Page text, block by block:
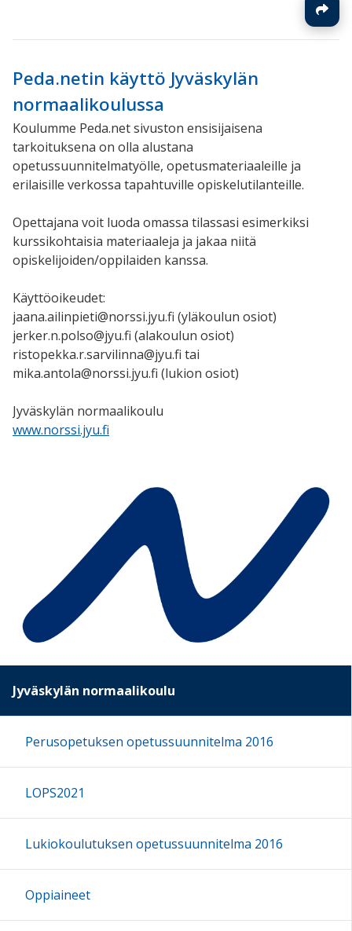
Peda.netin käyttö Jyväskylän
normaalikoulussa
Koulumme Peda.net sivuston ensisijaisena
tarkoituksena on olla alustana
opetussuunnitelmatyölle, opetusmateriaaleille ja
erilaisille verkossa tapahtuville opiskelutilanteille.
Opettajana voit luoda omassa tilassasi esimerkiksi
kurssikohtaisia materiaaleja ja jakaa niitä
opiskelijoiden/oppilaiden kanssa.
Käyttöoikeudet:
jaana.ailinpieti@norssi.jyu.fi (yläkoulun osiot)
jerker.n.polso@jyu.fi (alakoulun osiot)
ristopekka.r.sarvilinna@jyu.fi tai
mika.antola@norssi.jyu.fi (lukion osiot)
Jyväskylän normaalikoulu
www.norssi.jyu.fi
Jyväskylän normaalikoulu
Perusopetuksen opetussuunnitelma 2016
LOPS2021
Lukiokoulutuksen opetussuunnitelma 2016
Oppiaineet